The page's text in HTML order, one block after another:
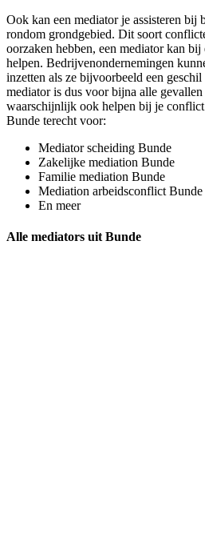
Ook kan een mediator je assisteren bij
rondom grondgebied. Dit soort
oorzaken hebben, een mediator kan
helpen. Bedrijvenondernemingen
inzetten als ze bijvoorbeeld een
mediator is dus voor bijna alle
waarschijnlijk ook helpen bij je
Bunde terecht voor:
Mediator scheiding Bunde
Zakelijke mediation Bunde
Familie mediation Bunde
Mediation arbeidsconflict Bunde
En meer
Alle mediators uit Bunde